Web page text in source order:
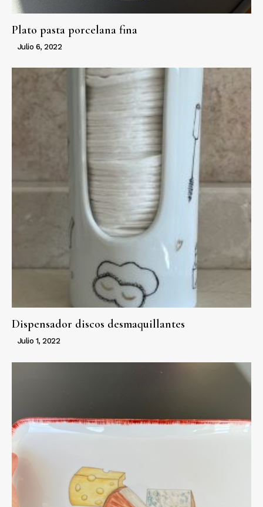
Plato pasta porcelana fina
Julio 6, 2022
Dispensador discos desmaquillantes
Julio 1, 2022